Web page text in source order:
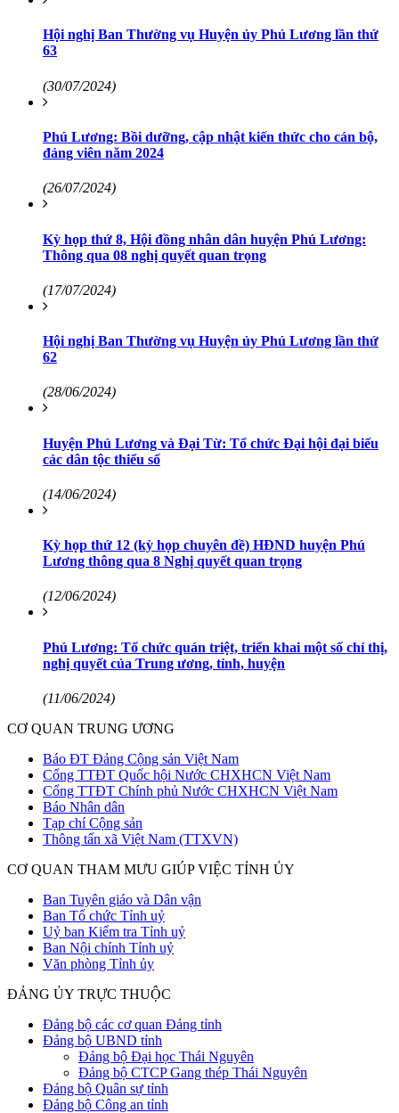
Hội nghị Ban Thường vụ Huyện ủy Phú Lương lần thứ
63
(30/07/2024)
Phú Lương: Bồi dưỡng, cập nhật kiến thức cho cán bộ,
đảng viên năm 2024
(26/07/2024)
Kỳ họp thứ 8, Hội đồng nhân dân huyện Phú Lương:
Thông qua 08 nghị quyết quan trọng
(17/07/2024)
Hội nghị Ban Thường vụ Huyện ủy Phú Lương lần thứ
62
(28/06/2024)
Huyện Phú Lương và Đại Từ: Tổ chức Đại hội đại biểu
các dân tộc thiểu số
(14/06/2024)
Kỳ họp thứ 12 (kỳ họp chuyên đề) HĐND huyện Phú
Lương thông qua 8 Nghị quyết quan trọng
(12/06/2024)
Phú Lương: Tổ chức quán triệt, triển khai một số chỉ thị,
nghị quyết của Trung ương, tỉnh, huyện
(11/06/2024)
CƠ QUAN TRUNG ƯƠNG
Báo ĐT Đảng Cộng sản Việt Nam
Cổng TTĐT Quốc hội Nước CHXHCN Việt Nam
Cổng TTĐT Chính phủ Nước CHXHCN Việt Nam
Báo Nhân dân
Tạp chí Cộng sản
Thông tấn xã Việt Nam (TTXVN)
CƠ QUAN THAM MƯU GIÚP VIỆC TỈNH ỦY
Ban Tuyên giáo và Dân vận
Ban Tổ chức Tỉnh uỷ
Uỷ ban Kiểm tra Tỉnh uỷ
Ban Nội chính Tỉnh uỷ
Văn phòng Tỉnh ủy
ĐẢNG ỦY TRỰC THUỘC
Đảng bộ các cơ quan Đảng tỉnh
Đảng bộ UBND tỉnh
Đảng bộ Đại học Thái Nguyên
Đảng bộ CTCP Gang thép Thái Nguyên
Đảng bộ Quân sự tỉnh
Đảng bộ Công an tỉnh